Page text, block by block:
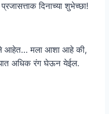
दिनाच्या शुभेच्छा!
आहेत… मला आशा आहे की,
अधिक रंग घेऊन येईल.